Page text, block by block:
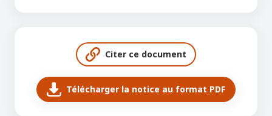
Citer ce document
Télécharger la notice au format PDF